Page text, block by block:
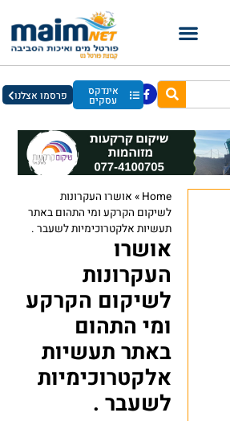
אינדקס
עסקים פרסמו אצלנו
Home
» אושרו העקרונות
לשיקום הקרקע ומי התהום באתר
תעשיות אלקטרוכימיות לשעבר .
אושרו
העקרונות
לשיקום הקרקע
ומי התהום
באתר תעשיות
אלקטרוכימיות
לשעבר .